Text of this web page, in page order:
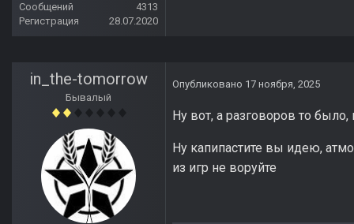
Сообщений
4313
Регистрация
28.07.2020
in_the-tomorrow
Бывалый
Опубликовано 17 ноября, 2025
Ну вот, а разговоров то
Ну капипастите вы идею,
из игр не воруйте